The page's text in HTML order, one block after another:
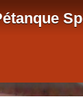
des cookies